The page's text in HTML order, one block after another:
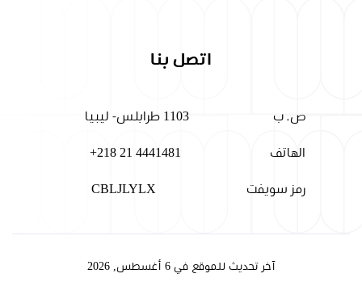
اتصل بنا
ص. ب 1103 طرابلس- ليبيا
الهاتف +218 21 4441481
رمز سويفت CBLJLYLX
آخر تحديث للموقع في 6 أغسطس, 2026